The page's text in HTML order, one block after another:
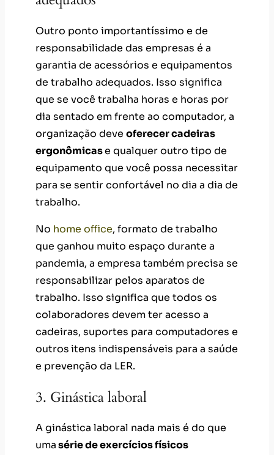
Outro ponto importantíssimo e de
responsabilidade das empresas é a
garantia de acessórios e equipamentos
de trabalho adequados. Isso significa
que se você trabalha horas e horas por
dia sentado em frente ao computador, a
organização deve oferecer cadeiras
ergonômicase qualquer outro tipo de
equipamento que você possa necessitar
para se sentir confortável no dia a dia de
trabalho.
No home office, formato de trabalho
que ganhou muito espaço durante a
pandemia, a empresa também precisa se
responsabilizar pelos aparatos de
trabalho. Isso significa que todos os
colaboradores devem ter acesso a
cadeiras, suportes para computadores e
outrositens indispensáveis para a saúde
e prevenção da LER.
3. Ginástica laboral
A ginástica laboral nada mais é do que
umasérie de exercícios físicos